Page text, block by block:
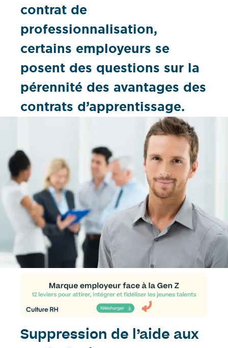
contrat de
professionnalisation,
certains employeurs se
posent des questions sur la
pérennité des avantages des
contrats d’apprentissage.
Suppression de l’aide aux